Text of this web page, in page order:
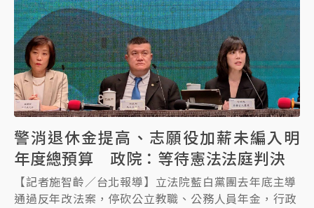
警消退休金提高、志願役加薪未編入明
年度總預算 政院：等待憲法法庭判決
【記者施智齡／台北報導】立法院藍白黨團去年底主導
通過反年改法案，停砍公立教職、公務人員年金，行政